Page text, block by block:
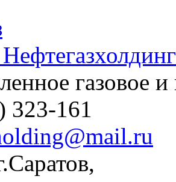
Нефтегазхолдинг
газовое и
323-161